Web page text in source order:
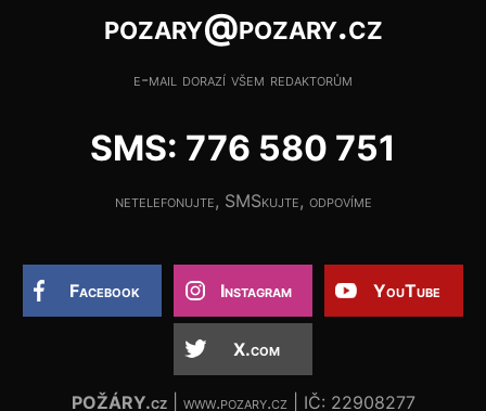
pozary@pozary.cz
e-mail dorazí všem redaktorům
SMS: 776 580 751
netelefonujte, SMSkujte, odpovíme
Facebook Instagram YouTube
X.com
POŽÁRY.cz| www.pozary.cz | IČ: 22908277